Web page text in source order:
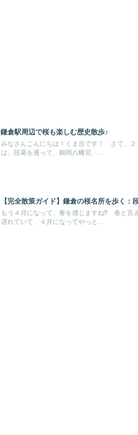
鎌倉駅周辺で桜も楽しむ歴史散歩♪
みなさんこんにちは！くま吉です！ さて、
は、段葛を通って、鶴岡八幡宮、...
【完全散策ガイド】鎌倉の桜名所を歩く
もう４月になって、春を感じますね⁉ 春と言
遅れていて、４月になってやっと...